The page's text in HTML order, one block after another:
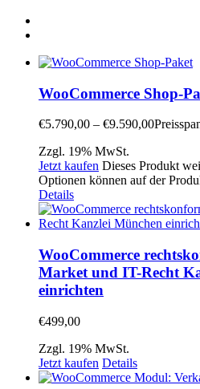
WooCommerce Shop-
€5.790,00 – €9.590,00
Zzgl. 19% MwSt.
Jetzt kaufen Dieses Produkt
Optionen können auf der
Details
WooCommerce
Market und IT-Recht
einrichten
€499,00
Zzgl. 19% MwSt.
Jetzt kaufen Details